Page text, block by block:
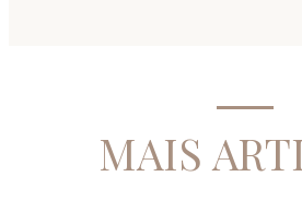
MAIS